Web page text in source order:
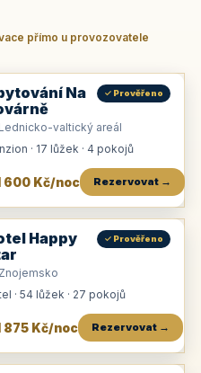
přímo u provozovatele
Na
✓ Prověřeno
valtický areál
· 17 lůžek · 4 pokojů
600 Kč/noc Rezervovat →
Happy
✓ Prověřeno
· 54 lůžek · 27 pokojů
875 Kč/noc Rezervovat →